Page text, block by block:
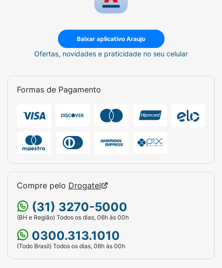
Baixar aplicativo Araujo
Ofertas, novidades e praticidade no seu celular
Formas de Pagamento
Compre pelo Drogatel
(31) 3270-5000
(BH e Região) Todos os dias, 06h às 00h
0300.313.1010
(Todo Brasil) Todos os dias, 06h às 00h